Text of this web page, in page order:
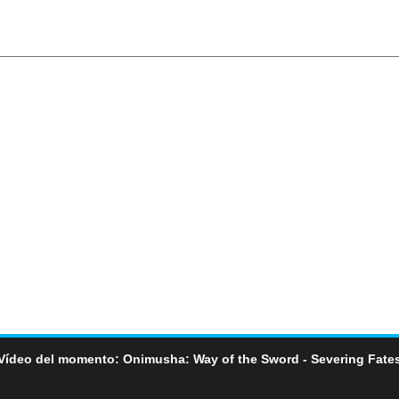
del momento: Onimusha: Way of the Sword - Severing